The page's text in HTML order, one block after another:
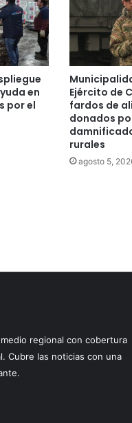
en
por el
Ejército de
fardos de
donados
rurales
agosto 5,
regional con cobertura
Cubre las noticias con una